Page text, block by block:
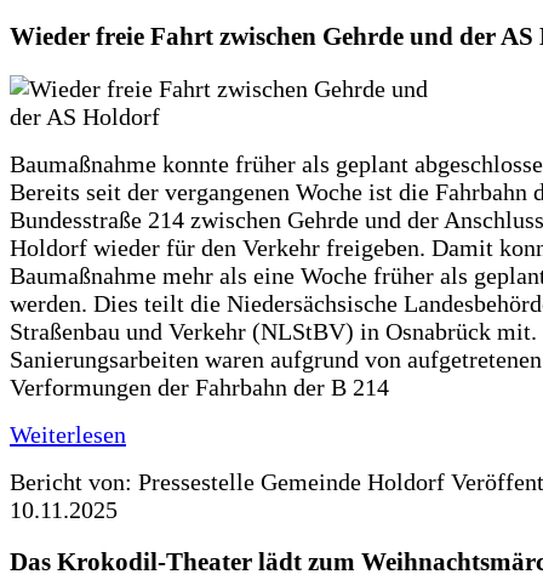
Wieder freie Fahrt zwischen Gehrde und der
Baumaßnahme konnte früher als geplant
Bereits seit der vergangenen Woche ist die Fahrbahn
Bundesstraße 214 zwischen Gehrde und der
Holdorf wieder für den Verkehr freigeben. Damit
Baumaßnahme mehr als eine Woche früher als
werden. Dies teilt die Niedersächsische
Straßenbau und Verkehr (NLStBV) in Osnabrück
Sanierungsarbeiten waren aufgrund von
Verformungen der Fahrbahn der B 214
Weiterlesen
Bericht von: Pressestelle Gemeinde Holdorf
10.11.2025
Das Krokodil-Theater lädt zum